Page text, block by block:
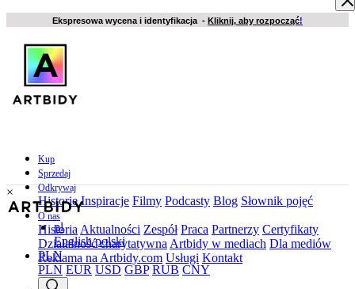
Ekspresowa wycena i identyfikacja - Kliknij, aby rozpocząć!
Kup
Sprzedaj
Odkrywaj
Historie Inspiracje Filmy Podcasty Blog Słownik pojęć
O nas
Historia Aktualności Zespół Praca Partnerzy Certyfikaty
Działalność charytatywna Artbidy w mediach Dla mediów
Reklama na Artbidy.com Usługi Kontakt
×
pl
Englishpolski
PLN
PLN EUR USD GBP RUB CNY